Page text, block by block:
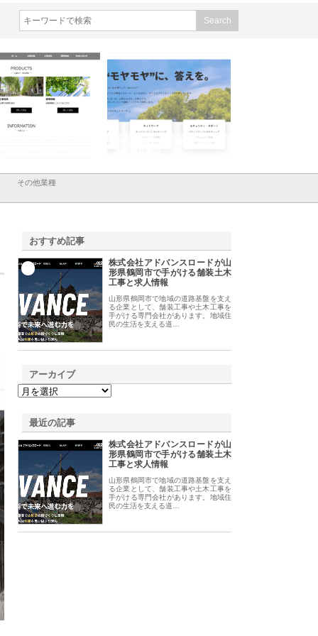
提供する充実した情報内
株式会社ＣＳＡの事業内容と強
その他業種
おすすめ記事
株式会社アドバンスロードが山
形県鶴岡市で手がける舗装土木
工事と求人情報
山形県鶴岡市で地域の道路基盤を支え
る企業として、舗装工事や土木工事を
手がける専門会社があります。地域住
民の生活を支える道…
アーカイブ
最近の記事
株式会社アドバンスロードが山
形県鶴岡市で手がける舗装土木
工事と求人情報
山形県鶴岡市で地域の道路基盤を支え
る企業として、舗装工事や土木工事を
手がける専門会社があります。地域住
民の生活を支える道…